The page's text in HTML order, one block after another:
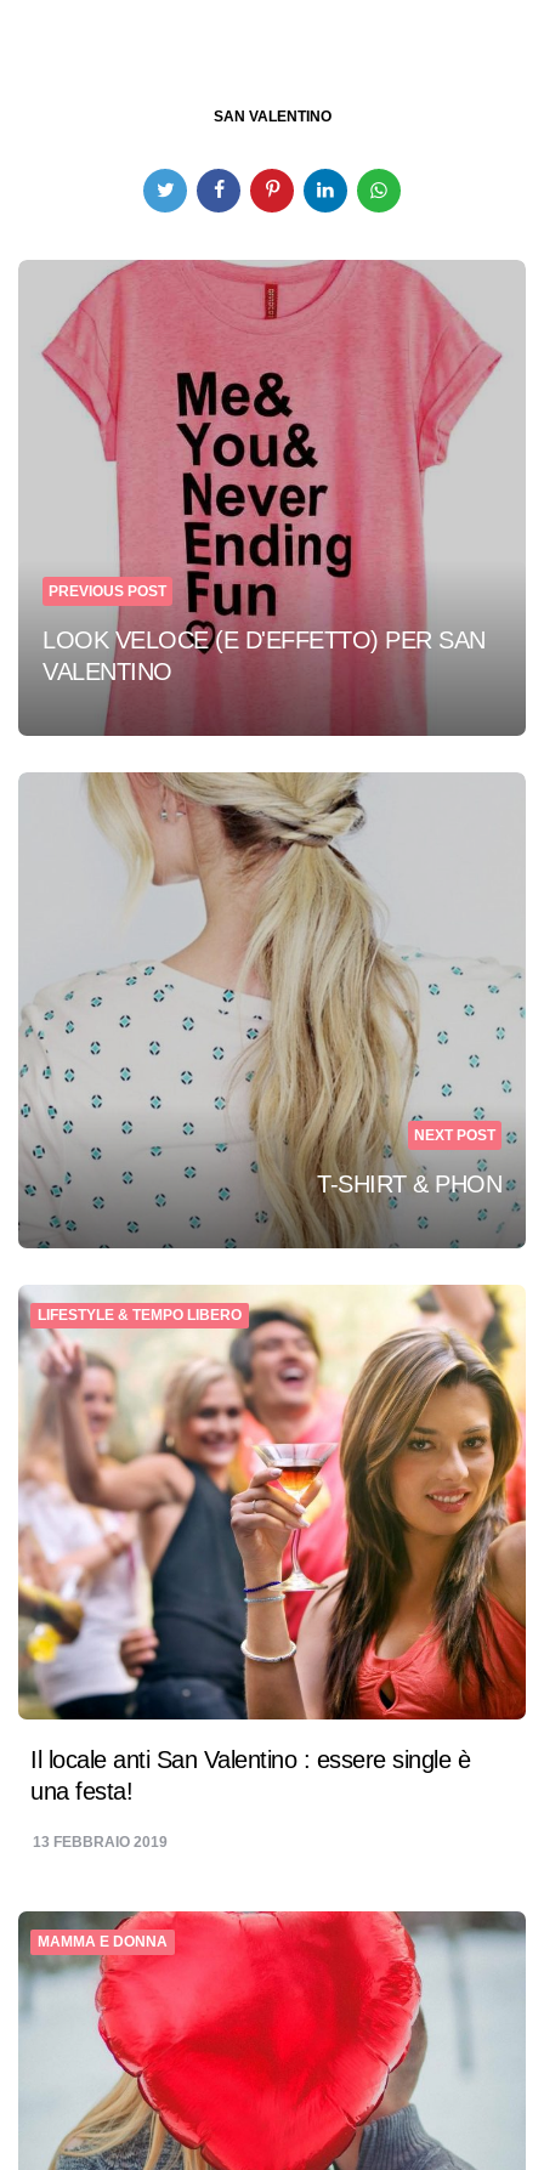
SAN VALENTINO
navigation
PREVIOUS POST
LOOK VELOCE (E D'EFFETTO) PER SAN
VALENTINO
NEXT POST
T-SHIRT & PHON
LIFESTYLE & TEMPO LIBERO
Il locale anti San Valentino : essere single è
una festa!
13 FEBBRAIO 2019
MAMMA E DONNA